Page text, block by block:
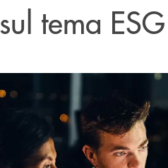
tema ESG